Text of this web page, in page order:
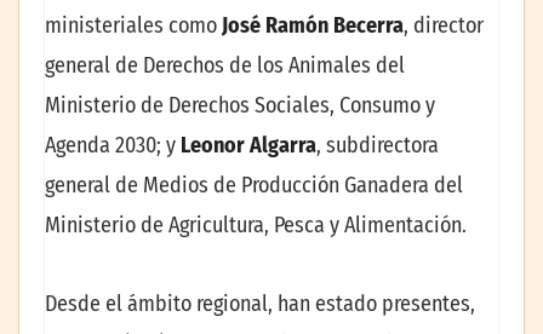
ministeriales como José Ramón Becerra, director
general de Derechos de los Animales del
Ministerio de Derechos Sociales, Consumo y
Agenda 2030; y Leonor Algarra, subdirectora
general de Medios de Producción Ganadera del
Ministerio de Agricultura, Pesca y Alimentación.
Desde el ámbito regional, han estado presentes,